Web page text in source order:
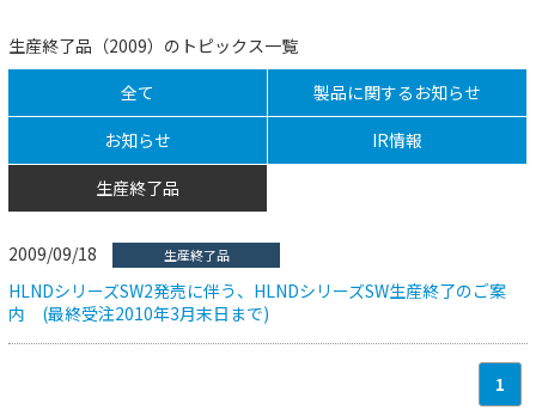
生産終了品（2009）のトピックス一覧
全て
製品に関するお知らせ
お知らせ
IR情報
生産終了品
2009/09/18 生産終了品
HLNDシリーズSW2発売に伴う、HLNDシリーズSW生産終了のご案
内 (最終受注2010年3月末日まで)
1